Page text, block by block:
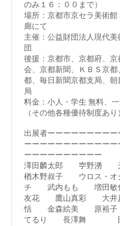
のみ１６：００まで）
場所：京都市京セラ美術館
廊にて
主催：公益財団法人現代
団
後援：京都市、京都府、京
会、京都新聞、ＫＢＳ京
都、毎日新聞京都支局、
局
料金：小人・学生 無料、
（その他各種優待制度あり）
出展者ーーーーーーーーー
ーーーーーーーーーーーー
ーーーーーーーーーー
澤田麟太郎 𡧃野湧
楢木野叔子 ウロス・オ
チ 武内もも 増田
友花 鷹山真彩 大井
恬 金森絵美 原裕子
てるり 長澤舞